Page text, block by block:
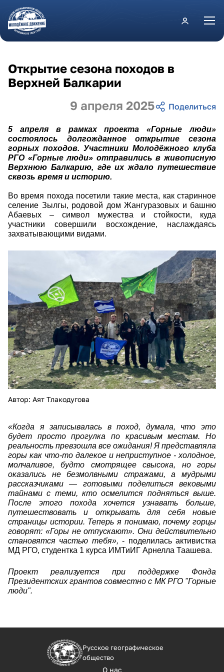
Перейти к основному содержанию
9 апреля 2025
Открытие сезона походов в
Верхней Балкарии
5 апреля в рамках проекта «Горные люди»
состоялось долгожданное открытие сезона
горных походов. Участники Молодёжного клуба
РГО «Горные люди» отправились в живописную
Верхнюю Балкарию, где их ждало путешествие
сквозь время и историю.
Во время похода посетили такие места, как старинное
селение Зылгы, родовой дом Жангуразовых и башню
Абаевых – символ мужества и стойкости, куда
участники совершили восхождение, наслаждаясь
захватывающими видами.
5445371675349740793.jpg
Автор: Аят Тлакодугова
«Когда я записывалась в поход, думала, что это
будет просто прогулка по красивым местам. Но
реальность превзошла все ожидания! Я представляла
горы как что-то далекое и неприступное - холодное,
молчаливое, будто смотрящее свысока, но горы
оказались не безмолвными стражами, а мудрыми
рассказчиками — готовыми поделиться вековыми
тайнами с теми, кто осмелится подняться выше.
После этого похода хочется узнавать больше,
путешествовать и открывать для себя новые
страницы истории. Теперь я понимаю, почему горцы
говорят: «Горы не отпускают». Они действительно
становятся частью тебя»,- поделилась активистка
МД РГО, студентка 1 курса ИМТиИГ Арнелла Таашева.
Проект реализуется при поддержке Фонда
Президентских грантов совместно с МК РГО "Горные
люди".
Русское географическое
общество
О нас